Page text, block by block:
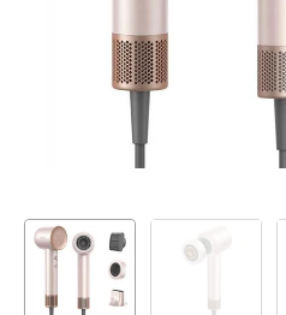
Viedierīces
Sadzīves tehnika
Matu kopšana
Fēni